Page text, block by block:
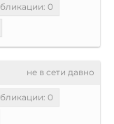
0
не в сети давно
0